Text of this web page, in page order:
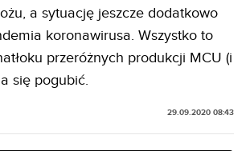
a sytuację jeszcze dodatkowo
koronawirusa. Wszystko to
przeróżnych produkcji MCU (i
się pogubić.
29.09.2020 08:43